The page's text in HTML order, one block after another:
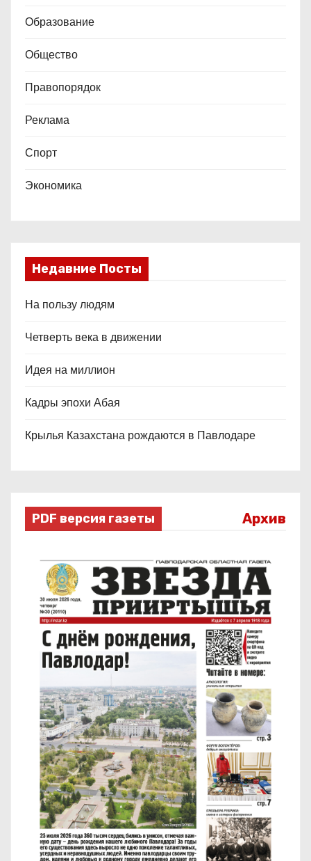
Образование
Общество
Правопорядок
Реклама
Спорт
Экономика
Недавние Посты
На пользу людям
Четверть века в движении
Идея на миллион
Кадры эпохи Абая
Крылья Казахстана рождаются в Павлодаре
PDF версия газеты Архив